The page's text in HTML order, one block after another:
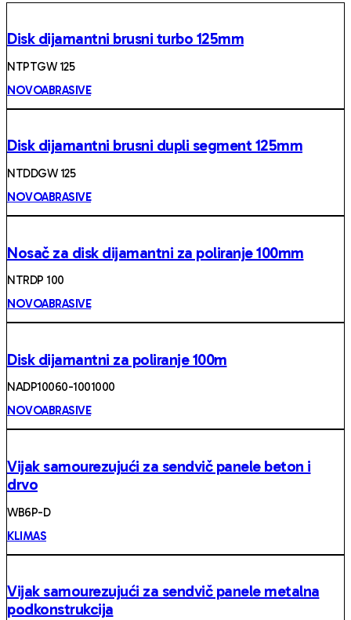
Disk dijamantni brusni turbo 125mm
NTPTGW 125
NOVOABRASIVE
Disk dijamantni brusni dupli segment 125mm
NTDDGW 125
NOVOABRASIVE
Nosač za disk dijamantni za poliranje 100mm
NTRDP 100
NOVOABRASIVE
Disk dijamantni za poliranje 100m
NADP10060-1001000
NOVOABRASIVE
Vijak samourezujući za sendvič panele beton i
drvo
WB6P-D
KLIMAS
Vijak samourezujući za sendvič panele metalna
podkonstrukcija